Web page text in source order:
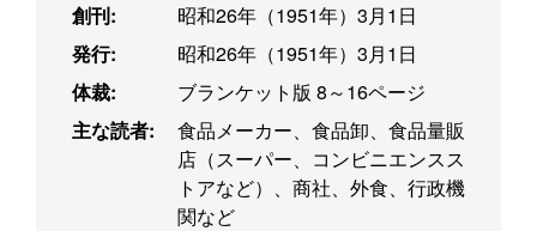
創刊:
昭和26年（1951年）3月1日
発行:
昭和26年（1951年）3月1日
体裁:
ブランケット版 8～16ページ
主な読者:
食品メーカー、食品卸、食品量販
店（スーパー、コンビニエンスス
トアなど）、商社、外食、行政機
関など